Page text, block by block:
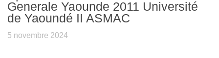
Generale Yaounde 2011 Université
de Yaoundé II ASMAC
5 novembre 2024